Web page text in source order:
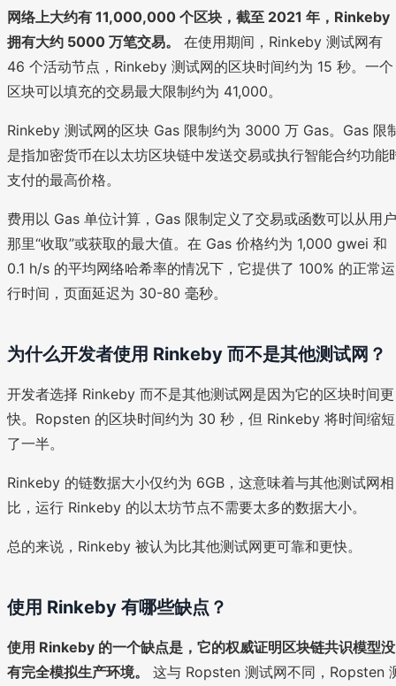
网络上大约有 11,000,000 个区块，截至 2021 年，Rinkeby
拥有大约 5000 万笔交易。
在使用期间，Rinkeby 测试网有
46 个活动节点，Rinkeby 测试网的区块时间约为 15 秒。一个
区块可以填充的交易最大限制约为 41,000。
Rinkeby 测试网的区块 Gas 限制约为 3000 万 Gas。Gas 限
是指加密货币在以太坊区块链中发送交易或执行智能合约功能
支付的最高价格。
费用以 Gas 单位计算，Gas 限制定义了交易或函数可以从用户
那里“收取”或获取的最大值。在 Gas 价格约为 1,000 gwei 和
0.1 h/s 的平均网络哈希率的情况下，它提供了 100% 的正常运
行时间，页面延迟为 30-80 毫秒。
为什么开发者使用 Rinkeby 而不是其他测试网？
开发者选择 Rinkeby 而不是其他测试网是因为它的区块时间更
快。Ropsten 的区块时间约为 30 秒，但 Rinkeby 将时间缩短
了一半。
Rinkeby 的链数据大小仅约为 6GB，这意味着与其他测试网相
比，运行 Rinkeby 的以太坊节点不需要太多的数据大小。
总的来说，Rinkeby 被认为比其他测试网更可靠和更快。
使用 Rinkeby 有哪些缺点？
使用 Rinkeby 的一个缺点是，它的权威证明区块链共识模型没
有完全模拟生产环境。
这与 Ropsten 测试网不同，Ropsten